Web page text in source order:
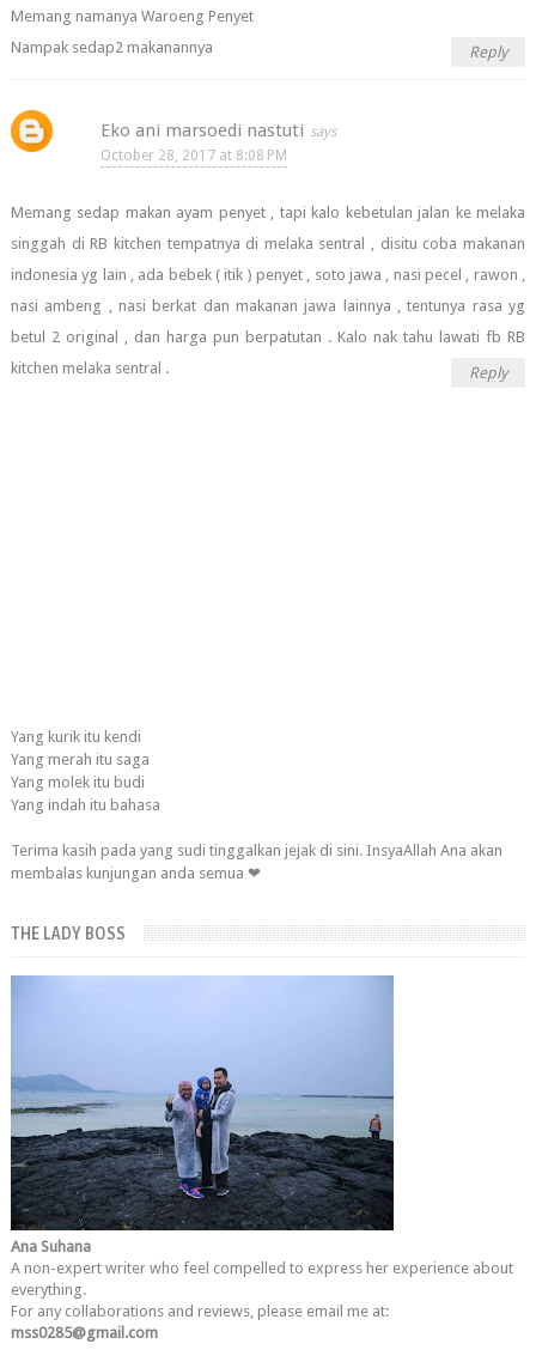
Memang namanya Waroeng Penyet
Nampak sedap2 makanannya
Reply
Eko ani marsoedi nastuti
October 28, 2017 at 8:08 PM
Memang sedap makan ayam penyet , tapi kalo kebetulan jalan ke melaka
singgah di RB kitchen tempatnya di melaka sentral , disitu coba makanan
indonesia yg lain , ada bebek ( itik ) penyet , soto jawa , nasi pecel , rawon ,
nasi ambeng , nasi berkat dan makanan jawa lainnya , tentunya rasa yg
betul 2 original , dan harga pun berpatutan . Kalo nak tahu lawati fb RB
kitchen melaka sentral .
Reply
Yang kurik itu kendi
Yang merah itu saga
Yang molek itu budi
Yang indah itu bahasa
Terima kasih pada yang sudi tinggalkan jejak di sini. InsyaAllah Ana akan
membalas kunjungan anda semua ❤
THE LADY BOSS
Ana Suhana
A non-expert writer who feel compelled to express her experience about
everything.
For any collaborations and reviews, please email me at:
mss0285@gmail.com